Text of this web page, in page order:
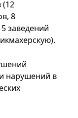
(12
8
заведений
нарушений в